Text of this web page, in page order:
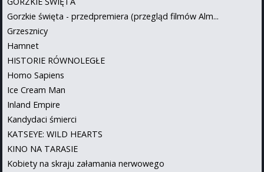
Gorzkie święta - przedpremiera (przegląd filmów Alm...
Grzesznicy
Hamnet
HISTORIE RÓWNOLEGŁE
Homo Sapiens
Ice Cream Man
Inland Empire
Kandydaci śmierci
KATSEYE: WILD HEARTS
KINO NA TARASIE
Kobiety na skraju załamania nerwowego